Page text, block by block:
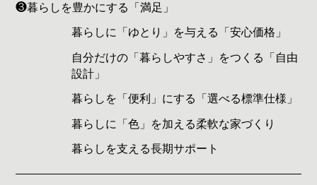
❸暮らしを豊かにする「満足」
暮らしに「ゆとり」を与える「安心価格」
自分だけの「暮らしやすさ」をつくる「自由
設計」
暮らしを「便利」にする「選べる標準仕様」
暮らしに「色」を加える柔軟な家づくり
暮らしを支える長期サポート